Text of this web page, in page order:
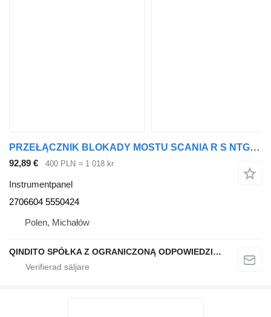
PRZEŁĄCZNIK BLOKADY MOSTU SCANIA R S NTG 2706604 5550424 instrumentpanel
92,89 € 400 PLN ≈ 1 018 kr
Instrumentpanel
2706604 5550424
Polen, Michałów
QINDITO SPÓŁKA Z OGRANICZONĄ ODPOWIEDZIALNOŚCIĄ